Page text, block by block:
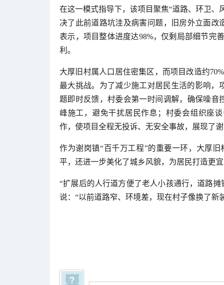
在这一模式指导下，该项目聚焦“道路、环卫
决了此前道路坑洼及病害问题，旧房外立面
表示，项目整体进度达98%，仅剩局部细节完
利。
大厚旧村属人口居住密集区，而项目改造约
最大挑战。为了减少施工对居民生活的影响，
题即时反馈，村委会第一时间调解，确保噪音
峰施工，避免干扰居民作息；村委会组织座
作，使项目全程无投诉、无安全事故，展现了谢
作为谢岗镇“百千万工程”的重要一环，大厚
平，还进一步美化了城乡风貌，为居民打造更
“扩展后的人行道方便了老人小孩通行，道路
说：“以前道路窄、环境差，现在村子像换了新